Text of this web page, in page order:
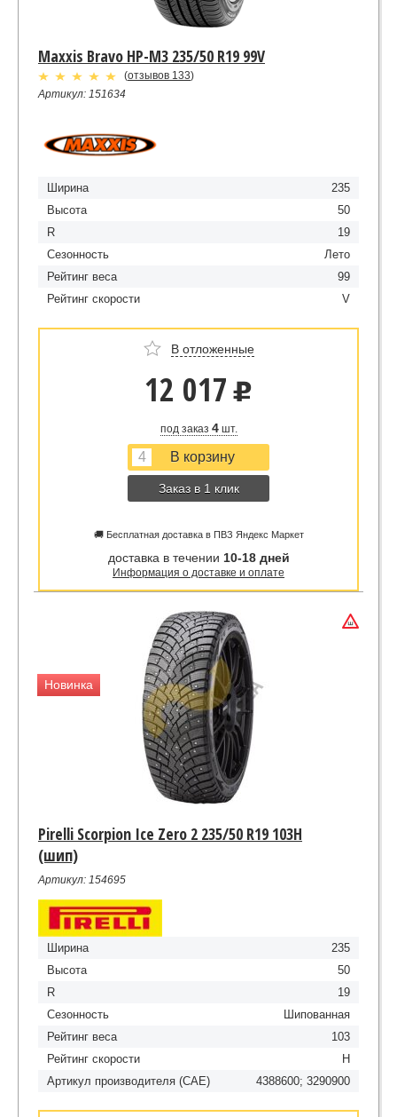
Maxxis Bravo HP-M3 235/50 R19 99V
(отзывов 133)
Артикул: 151634
Ширина
235
Высота
50
R
19
Сезонность
Лето
Рейтинг веса
99
Рейтинг скорости
V
В отложенные
12 017 u
под заказ 4шт.
Заказ в 1 клик
🚚 Бесплатная доставка в ПВЗ Яндекс Маркет
доставка в течении 10-18 дней
Информация о доставке и оплате
Новинка
Pirelli Scorpion Ice Zero 2 235/50 R19 103H
(шип)
Артикул: 154695
Ширина
235
Высота
50
R
19
Сезонность
Шипованная
Рейтинг веса
103
Рейтинг скорости
H
Артикул производителя (CAE)
4388600; 3290900